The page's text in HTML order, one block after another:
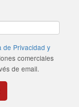
de Privacidad y
comerciales
de email.